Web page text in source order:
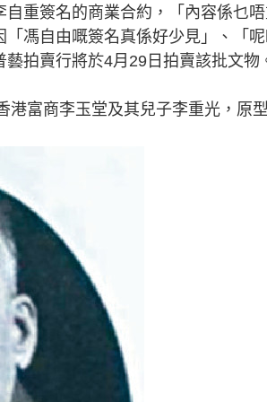
重簽名的商業合約，「內容係乜
馮自由嘅簽名真係好少見」、「
拍賣行將於4月29日拍賣該批文物
港富商李玉堂及其兒子李重光，原